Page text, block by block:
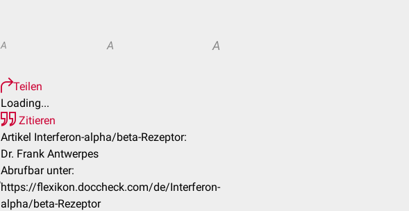
A A A
Teilen
Loading...
Zitieren
Artikel Interferon-alpha/beta-Rezeptor:
Dr. Frank Antwerpes
Abrufbar unter:
https://flexikon.doccheck.com/de/Interferon-
alpha/beta-Rezeptor